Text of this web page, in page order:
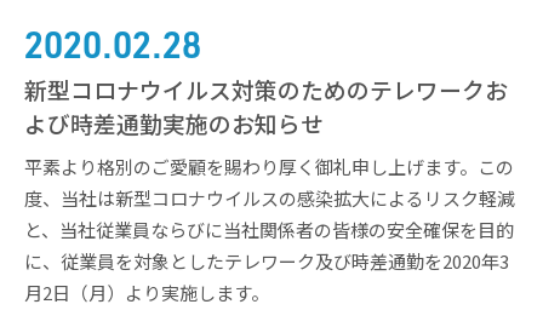
2020.02.28
新型コロナウイルス対策のためのテレワークお
よび時差通勤実施のお知らせ
平素より格別のご愛顧を賜わり厚く御礼申し上げます。この
度、当社は新型コロナウイルスの感染拡大によるリスク軽減
と、当社従業員ならびに当社関係者の皆様の安全確保を目的
に、従業員を対象としたテレワーク及び時差通勤を2020年3
月2日（月）より実施します。